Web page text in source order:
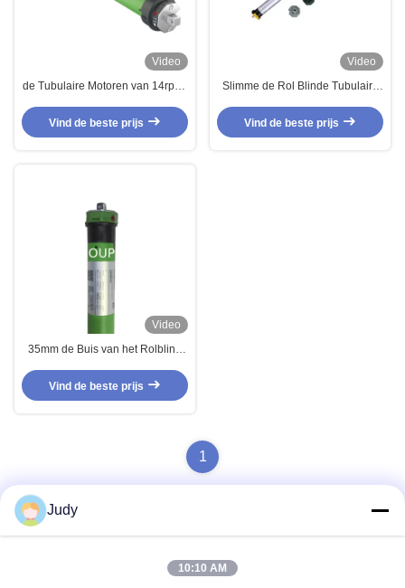
Video
de Tubulaire Motoren van 14rpm-
Rolzonneblinden 230V
Vind de beste prijs
Video
Slimme de Rol Blinde Tubulaire
100-300W van 110V 230V
Vind de beste prijs
Video
35mm de Buis van het Rolblind
Blinde Motor IP44 en
Vind de beste prijs
1
Judy
10:10 AM